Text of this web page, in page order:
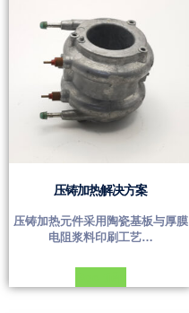
压铸加热解决方案
压铸加热元件采用陶瓷基板与厚膜
电阻浆料印刷工艺…